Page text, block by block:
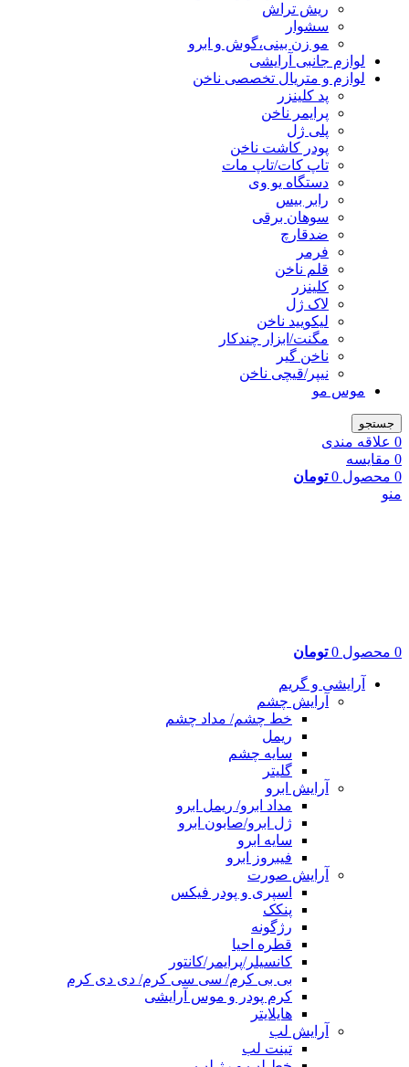
ریش تراش
سشوار
مو زن بینی،گوش و ابرو
لوازم جانبی آرایشی
لوازم و متریال تخصصی ناخن
پد کلینزر
پرایمر ناخن
پلی ژل
پودر کاشت ناخن
تاپ کات/تاپ مات
دستگاه یو وی
رابر بیس
سوهان برقی
ضدقارچ
فرمر
قلم ناخن
کلینزر
لاک ژل
لیکوييد ناخن
مگنت/ابزار چندکار
ناخن گیر
نیپر/قیچی ناخن
موس مو
جستجو
0 علاقه مندی
0 مقایسه
0 محصول 0 تومان
منو
0 محصول 0 تومان
آرایشی و گریم
آرایش چشم
خط چشم/ مداد چشم
ریمل
سایه چشم
گلیتر
آرایش ابرو
مداد ابرو/ ریمل ابرو
ژل ابرو/صابون ابرو
سایه ابرو
فیبروز ابرو
آرایش صورت
اسپری و پودر فیکس
پنکک
رژگونه
قطره احیا
کانسیلر/پرایمر/کانتور
بی بی کرم/ سی سی کرم/ دی دی کرم
کرم پودر و موس آرایشی
هایلایتر
آرایش لب
تینت لب